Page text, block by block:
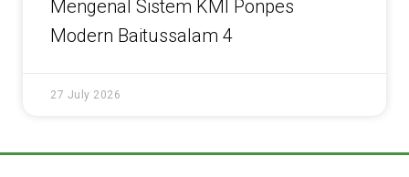
Mengenal Sistem KMI Ponpes
Modern Baitussalam 4
27 July 2026